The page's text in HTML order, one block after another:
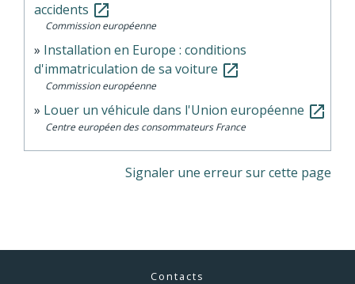
accidents open_in_new
Commission européenne
Installation en Europe : conditions
d'immatriculation de sa voiture open_in_new
Commission européenne
Louer un véhicule dans l'Union européenne open_in_new
Centre européen des consommateurs France
Signaler une erreur sur cette page
Contacts